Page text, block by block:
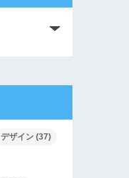
デザイン (37)